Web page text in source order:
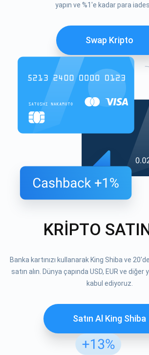
yapın ve %1'e kadar para
Swap Kripto
KRİPTO
Banka kartınızı kullanarak King Shiba ve
satın alın. Dünya çapında USD, EUR ve
kabul ediyoruz.
Satın Al King Shiba